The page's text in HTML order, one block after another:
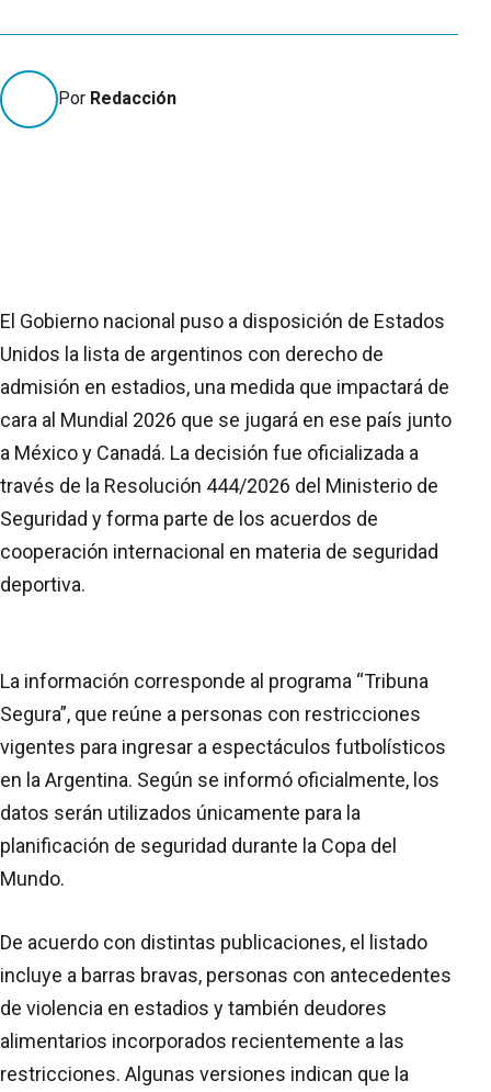
Por Redacción
El Gobierno nacional puso a disposición de Estados
Unidos la lista de argentinos con derecho de
admisión en estadios, una medida que impactará de
cara al Mundial 2026 que se jugará en ese país junto
a México y Canadá. La decisión fue oficializada a
través de la Resolución 444/2026 del Ministerio de
Seguridad y forma parte de los acuerdos de
cooperación internacional en materia de seguridad
deportiva.
La información corresponde al programa “Tribuna
Segura”, que reúne a personas con restricciones
vigentes para ingresar a espectáculos futbolísticos
en la Argentina. Según se informó oficialmente, los
datos serán utilizados únicamente para la
planificación de seguridad durante la Copa del
Mundo.
De acuerdo con distintas publicaciones, el listado
incluye a barras bravas, personas con antecedentes
de violencia en estadios y también deudores
alimentarios incorporados recientemente a las
restricciones. Algunas versiones indican que la